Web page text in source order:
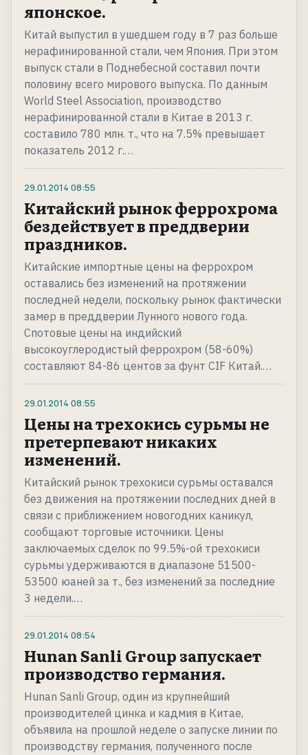
японское.
Китай выпустил в ушедшем году в 7 раз больше
нерафинированной стали, чем Япония. При этом
выпуск стали в Поднебесной составил почти
половину всего мирового выпуска. По данным
World Steel Association, производство
нерафинированной стали в Китае в 2013 г.
составило 780 млн. т., что на 7.5% превышает
показатель 2012 г.…
29.01.2014 08:55
Китайский рынок феррохрома
бездействует в преддверии
праздников.
Китайские импортные цены на феррохром
оставались без изменений на протяжении
последней недели, поскольку рынок фактически
замер в преддверии Лунного нового года.
Спотовые цены на индийский
высокоуглеродистый феррохром (58-60%)
составляют 84-86 центов за фунт CIF Китай.…
29.01.2014 08:55
Цены на трехокись сурьмы не
претерпевают никаких
изменений.
Китайский рынок трехокиси сурьмы оставался
без движения на протяжении последних дней в
связи с приближением новогодних каникул,
сообщают торговые источники. Цены
заключаемых сделок по 99.5%-ой трехокиси
сурьмы удерживаются в диапазоне 51500-
53500 юаней за т., без изменений за последние
3 недели.…
29.01.2014 08:54
Hunan Sanli Group запускает
производство германия.
Hunan Sanli Group, один из крупнейший
производителей цинка и кадмия в Китае,
объявила на прошлой неделе о запуске линии по
производству германия, полученного после